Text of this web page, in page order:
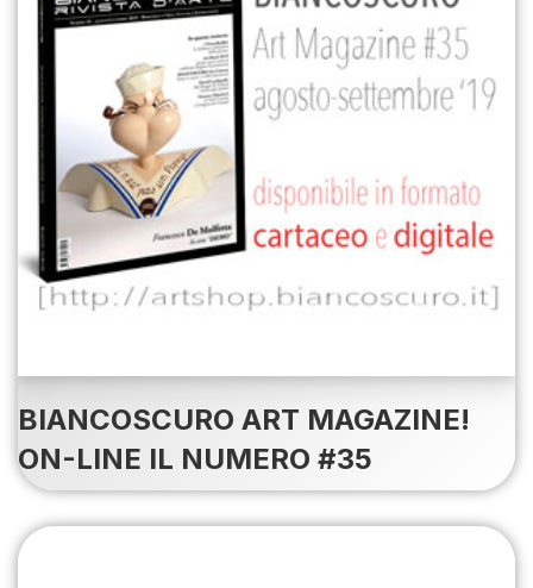
BIANCOSCURO ART MAGAZINE!
ON-LINE IL NUMERO #35